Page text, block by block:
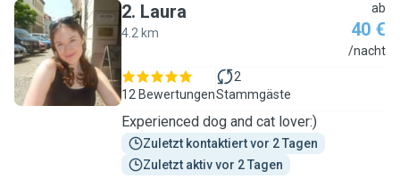
L
2. Laura
4.2 km
ab
40 €
/nacht
12 Bewertungen
2
Stammgäste
Experienced dog and cat lover:)
Zuletzt kontaktiert vor 2 Tagen
Zuletzt aktiv vor 2 Tagen